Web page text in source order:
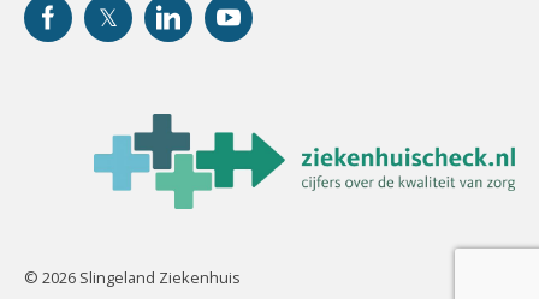
© 2026 Slingeland Ziekenhuis